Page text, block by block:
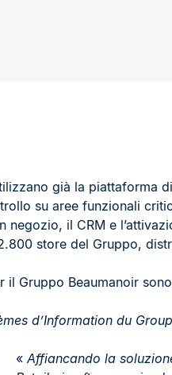
già la piattaforma
su aree funzionali
il CRM e
store del Gruppo,
il Gruppo Beaumanoir
d’Information du
« Affiancando la